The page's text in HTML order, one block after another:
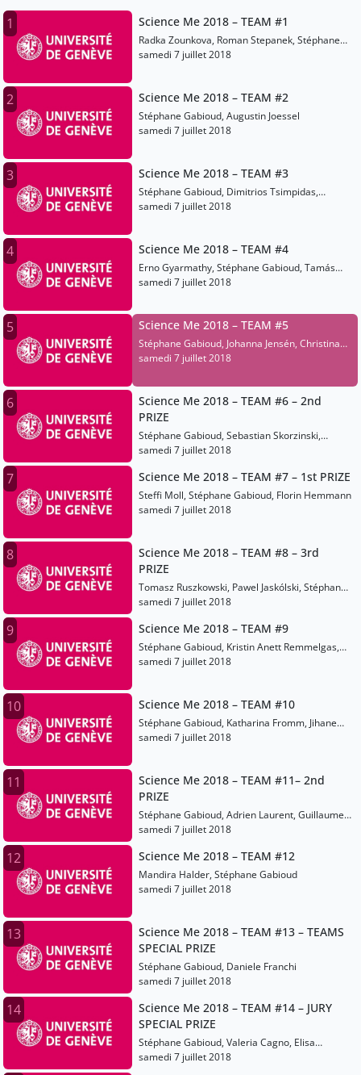
1 Science Me 2018 – TEAM #1
Radka Zounkova, Roman Stepanek, Stéphane
Gabioud
samedi 7 juillet 2018
2 Science Me 2018 – TEAM #2
Stéphane Gabioud, Augustin Joessel
samedi 7 juillet 2018
3 Science Me 2018 – TEAM #3
Stéphane Gabioud, Dimitrios Tsimpidas,
Panagiotis Lazos
samedi 7 juillet 2018
4 Science Me 2018 – TEAM #4
Erno Gyarmathy, Stéphane Gabioud, Tamás
Zelles
samedi 7 juillet 2018
5 Science Me 2018 – TEAM #5
Stéphane Gabioud, Johanna Jensén, Christina
Humina
samedi 7 juillet 2018
6
Science Me 2018 – TEAM #6 – 2nd
PRIZE
Stéphane Gabioud, Sebastian Skorzinski,
Marius Herold
samedi 7 juillet 2018
7 Science Me 2018 – TEAM #7 – 1st PRIZE
Steffi Moll, Stéphane Gabioud, Florin Hemmann
samedi 7 juillet 2018
8
Science Me 2018 – TEAM #8 – 3rd
PRIZE
Tomasz Ruszkowski, Pawel Jaskólski, Stéphane
Gabioud
samedi 7 juillet 2018
9 Science Me 2018 – TEAM #9
Stéphane Gabioud, Kristin Anett Remmelgas,
Sander Kotkas
samedi 7 juillet 2018
10 Science Me 2018 – TEAM #10
Stéphane Gabioud, Katharina Fromm, Jihane
Hankache
samedi 7 juillet 2018
11
Science Me 2018 – TEAM #11– 2nd
PRIZE
Stéphane Gabioud, Adrien Laurent, Guillaume
Bertoli
samedi 7 juillet 2018
12 Science Me 2018 – TEAM #12
Mandira Halder, Stéphane Gabioud
samedi 7 juillet 2018
13
Science Me 2018 – TEAM #13 – TEAMS
SPECIAL PRIZE
Stéphane Gabioud, Daniele Franchi
samedi 7 juillet 2018
14
Science Me 2018 – TEAM #14 – JURY
SPECIAL PRIZE
Stéphane Gabioud, Valeria Cagno, Elisa
Rossetti
samedi 7 juillet 2018